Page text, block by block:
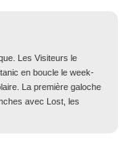
Les Visiteurs le
en boucle le week-
La première galoche
avec Lost, les